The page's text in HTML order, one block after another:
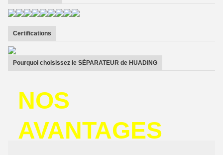
Certifications
Pourquoi choisissez le SÉPARATEUR de HUADING
NOS
AVANTAGES